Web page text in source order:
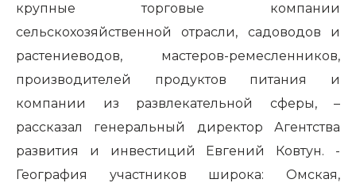
крупные торговые компании
сельскохозяйственной отрасли, садоводов и
растениеводов, мастеров-ремесленников,
производителей продуктов питания и
компании из развлекательной сферы, –
рассказал генеральный директор Агентства
развития и инвестиций Евгений Ковтун. -
География участников широка: Омская,